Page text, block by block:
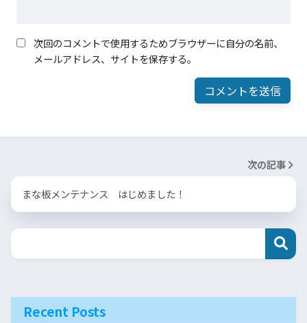
次回のコメントで使用するためブラウザーに自分の名前、
メールアドレス、サイトを保存する。
次の記事
まな板メンテナンス はじめました！
Recent Posts